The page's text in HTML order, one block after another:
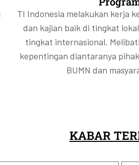
akhir di balik saham
akhir di balik saham
akhir di balik saham
TI Indonesia melakukan kerja
dan kajian baik di tingkat
tingkat internasional.
kepentingan diantaranya
BUMN dan
KABAR